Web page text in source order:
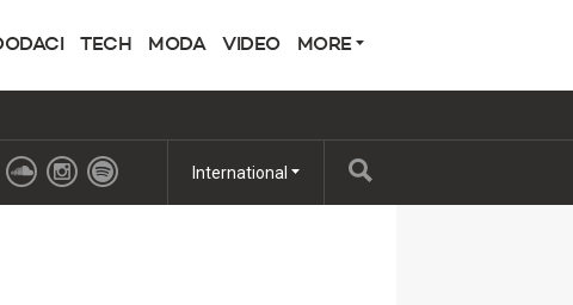
TECH MODA VIDEO MORE
International